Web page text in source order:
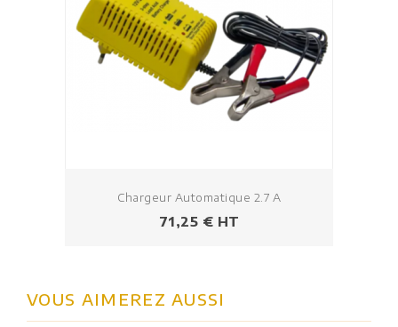
Chargeur Automatique 2.7 A
Prix
71,25 € HT
VOUS AIMEREZ AUSSI